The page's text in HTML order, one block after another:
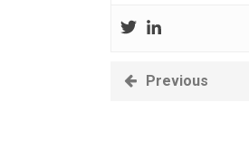
Previous